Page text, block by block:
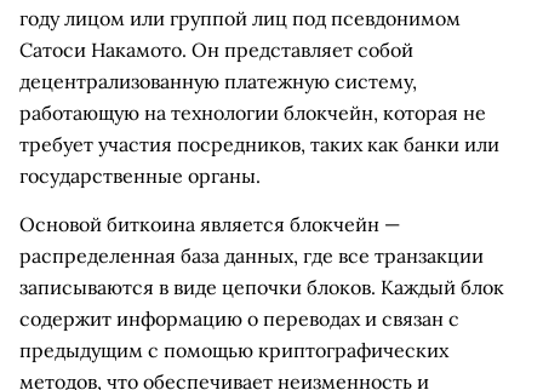
году лицом или группой лиц под псевдонимом
Сатоси Накамото. Он представляет собой
децентрализованную платежную систему,
работающую на технологии блокчейн, которая не
требует участия посредников, таких как банки или
государственные органы.
Основой биткоина является блокчейн —
распределенная база данных, где все транзакции
записываются в виде цепочки блоков. Каждый блок
содержит информацию о переводах и связан с
предыдущим с помощью криптографических
методов, что обеспечивает неизменность и